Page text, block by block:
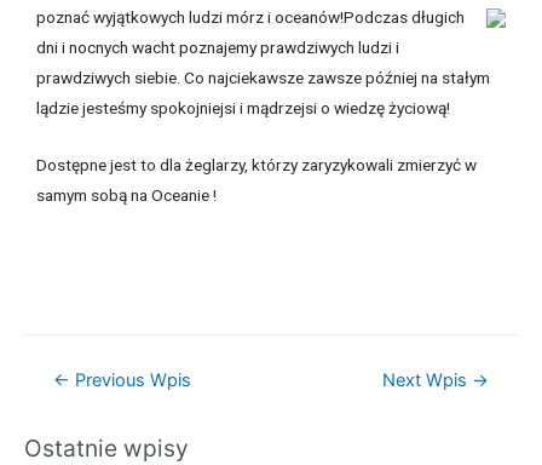
poznać wyjątkowych ludzi mórz i oceanów!Podczas długich
dni i nocnych wacht poznajemy prawdziwych ludzi i
prawdziwych siebie. Co najciekawsze zawsze później na stałym
lądzie jesteśmy spokojniejsi i mądrzejsi o wiedzę życiową!
Dostępne jest to dla żeglarzy, którzy zaryzykowali zmierzyć w
samym sobą na Oceanie !
← Previous Wpis Next Wpis →
Ostatnie wpisy